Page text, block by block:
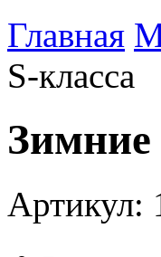
Главная
S-класса
Зимние
Артикул: